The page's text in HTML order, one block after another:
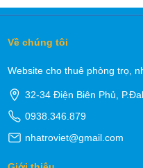
Về chúng tôi
Website cho thuê phòng trọ,
32-34 Điện Biên Phủ,
0938.346.879
nhatroviet@gmail.com